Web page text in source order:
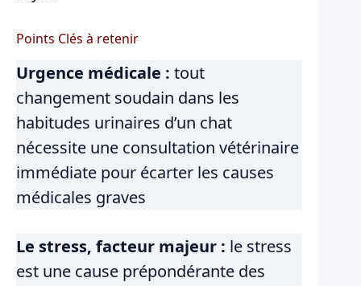
Points Clés à retenir
Urgence médicale : tout
changement soudain dans les
habitudes urinaires d’un chat
nécessite une consultation vétérinaire
immédiate pour écarter les causes
médicales graves
Le stress, facteur majeur : le stress
est une cause prépondérante des